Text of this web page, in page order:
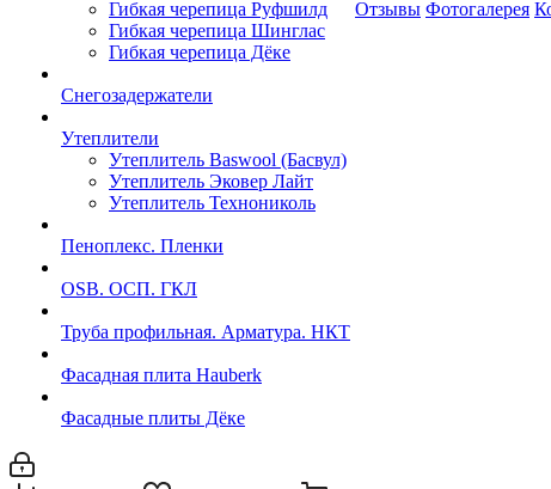
Гибкая черепица Руфшилд
Гибкая черепица Шинглас
Гибкая черепица Дёке
Снегозадержатели
Утеплители
Утеплитель Baswool (Басвул)
Утеплитель Эковер Лайт
Утеплитель Технониколь
Пеноплекс. Пленки
OSB. ОСП. ГКЛ
Труба профильная. Арматура. НКТ
Фасадная плита Hauberk
Фасадные плиты Дёке
Отзывы Фотогалерея